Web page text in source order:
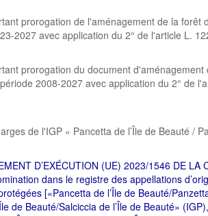
prorogation de l'aménagement de la forêt
2027 avec application du 2° de l'article L.
prorogation du document
2008-2027 avec application du 2° de
de l'IGP « Pancetta de l’Île de Beauté /
D’EXÉCUTION (UE) 2023/1546 DE LA
dans le registre des appellations
[«Pancetta de l’Île de Beauté/
de Beauté/Salciccia de l’Île de Beauté»